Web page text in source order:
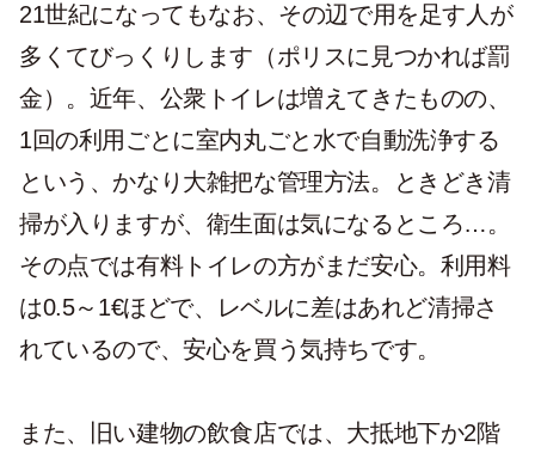
21世紀になってもなお、その辺で用を足す人が
多くてびっくりします（ポリスに見つかれば罰
金）。近年、公衆トイレは増えてきたものの、
1回の利用ごとに室内丸ごと水で自動洗浄する
という、かなり大雑把な管理方法。ときどき清
掃が入りますが、衛生面は気になるところ…。
その点では有料トイレの方がまだ安心。利用料
は0.5～1€ほどで、レベルに差はあれど清掃さ
れているので、安心を買う気持ちです。
また、旧い建物の飲食店では、大抵地下か2階